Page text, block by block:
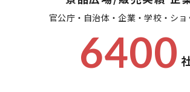
官公庁・自治体・企業・学校・シ
6400